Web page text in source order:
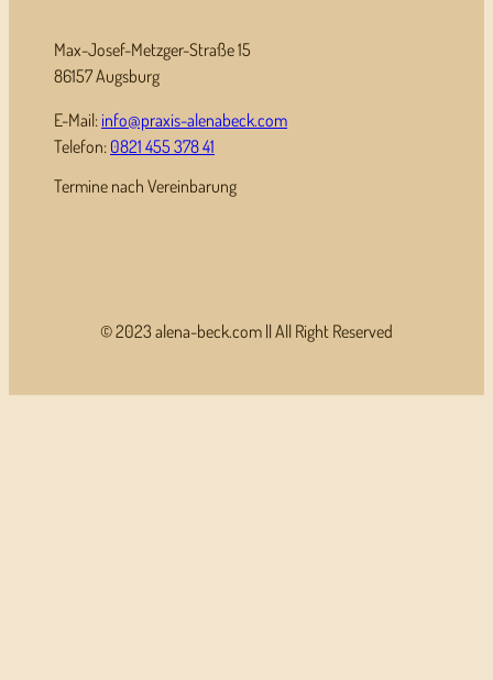
Max-Josef-Metzger-Straße 15
86157 Augsburg
E-Mail: info@praxis-alenabeck.com
Telefon: 0821 455 378 41
Termine nach Vereinbarung
© 2023 alena-beck.com || All Right Reserved